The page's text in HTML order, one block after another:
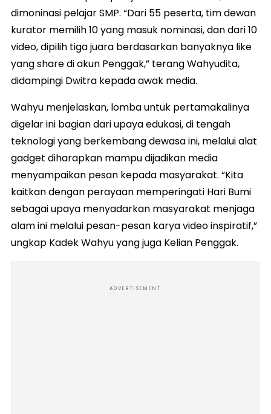
dimoninasi pelajar SMP. “Dari 55 peserta, tim dewan
kurator memilih 10 yang masuk nominasi, dan dari 10
video, dipilih tiga juara berdasarkan banyaknya like
yang share di akun Penggak,” terang Wahyudita,
didampingi Dwitra kepada awak media.
Wahyu menjelaskan, lomba untuk pertamakalinya
digelar ini bagian dari upaya edukasi, di tengah
teknologi yang berkembang dewasa ini, melalui alat
gadget diharapkan mampu dijadikan media
menyampaikan pesan kepada masyarakat. “Kita
kaitkan dengan perayaan memperingati Hari Bumi
sebagai upaya menyadarkan masyarakat menjaga
alam ini melalui pesan-pesan karya video inspiratif,”
ungkap Kadek Wahyu yang juga Kelian Penggak.
ADVERTISEMENT